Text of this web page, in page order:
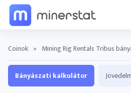
Coinok » Mining Rig Rentals Tribus
Bányászati kalkulátor